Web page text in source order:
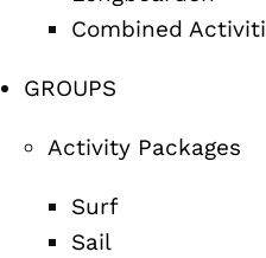
Combined
GROUPS
Activity Packages
Surf
Sail